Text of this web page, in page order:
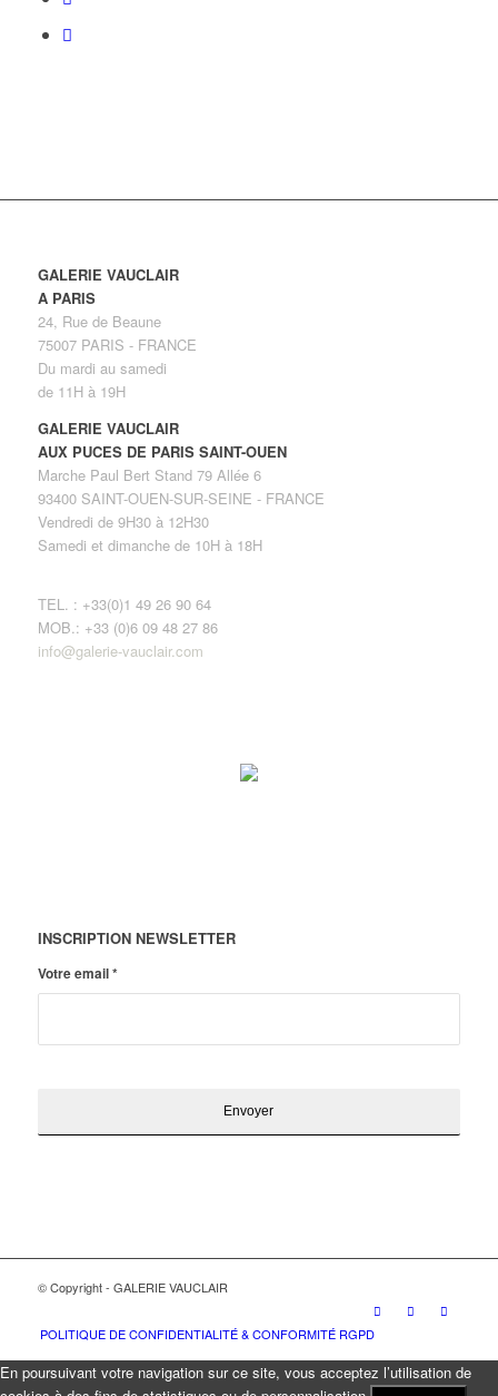
GALERIE VAUCLAIR
A PARIS
24, Rue de Beaune
75007 PARIS - FRANCE
Du mardi au samedi
de 11H à 19H
GALERIE VAUCLAIR
AUX PUCES DE PARIS SAINT-OUEN
Marche Paul Bert Stand 79 Allée 6
93400 SAINT-OUEN-SUR-SEINE - FRANCE
Vendredi de 9H30 à 12H30
Samedi et dimanche de 10H à 18H
TEL. : +33(0)1 49 26 90 64
MOB.: +33 (0)6 09 48 27 86
info@galerie-vauclair.com
INSCRIPTION NEWSLETTER
Votre email*
© Copyright - GALERIE VAUCLAIR
POLITIQUE DE CONFIDENTIALITÉ & CONFORMITÉ RGPD
En poursuivant votre navigation sur ce site, vous acceptez l’utilisation de